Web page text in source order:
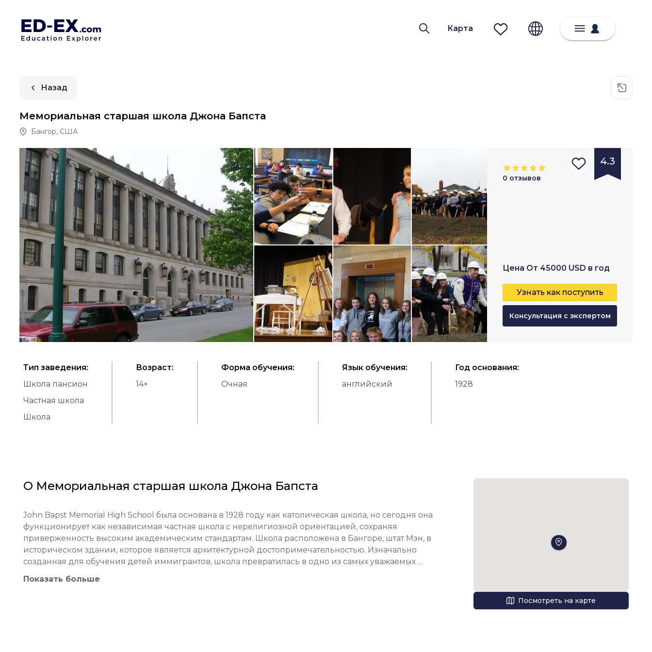
Карта
Назад
Мемориальная старшая школа Джона Бапста
Бангор, США
4.3
0 отзывов
Цена От 45000 USD в год
Узнать как поступить
Консультация с экспертом
Тип заведения:
Школа пансион
Частная школа
Школа
Возраст:
14+
Форма обучения:
Очная
Язык обучения:
английский
Год основания:
1928
О Мемориальная старшая школа Джона Бапста
John Bapst Memorial High School была основана в 1928 году как католическая школа, но сегодня она
функционирует как независимая частная школа с нерелигиозной ориентацией, сохраняя
приверженность высоким академическим стандартам. Школа расположена в Бангоре, штат Мэн, в
историческом здании, которое является архитектурной достопримечательностью. Изначально
созданная для обучения детей иммигрантов, школа превратилась в одно из самых уважаемых
учебных заведений Новой Англии, известное своей строгой академической подготовкой и
разнообразным студенческим сообществом, включающим как американских, так и международных
Показать больше
Посмотреть на карте